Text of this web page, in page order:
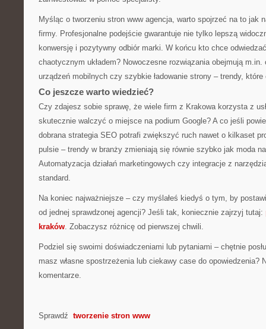
Myśląc o tworzeniu stron www agencja, warto spojrzeć na to jak
firmy. Profesjonalne podejście gwarantuje nie tylko lepszą
konwersję i pozytywny odbiór marki. W końcu kto chce
chaotycznym układem? Nowoczesne rozwiązania obejmują
urządzeń mobilnych czy szybkie ładowanie strony – trendy,
Co jeszcze warto wiedzieć?
Czy zdajesz sobie sprawę, że wiele firm z Krakowa korzysta z
skutecznie walczyć o miejsce na podium Google? A co jeśli
dobrana strategia SEO potrafi zwiększyć ruch nawet o kilkaset
pulsie – trendy w branży zmieniają się równie szybko jak moda
Automatyzacja działań marketingowych czy integracje z
standard.
Na koniec najważniejsze – czy myślałeś kiedyś o tym, by
od jednej sprawdzonej agencji? Jeśli tak, koniecznie zajrzyj tutaj:
kraków. Zobaczysz różnicę od pierwszej chwili.
Podziel się swoimi doświadczeniami lub pytaniami – chętnie
masz własne spostrzeżenia lub ciekawy case do opowiedzenia?
komentarze.
Sprawdź tworzenie stron www